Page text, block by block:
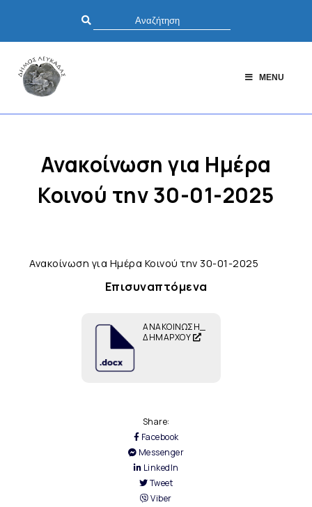
MENU
Ανακοίνωση για Ημέρα
Κοινού την 30-01-2025
Ανακοίνωση για Ημέρα Κοινού την 30-01-2025
Επισυναπτόμενα
ΑΝΑΚΟΙΝΩΣΗ_
ΔΗΜΑΡΧΟΥ
Share:
Facebook
Messenger
LinkedIn
Tweet
Viber